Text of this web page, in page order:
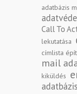
adatbázis
Call To
lekutatása
címlista
mail
kiküldés